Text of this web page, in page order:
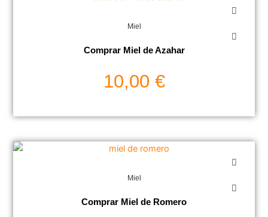
Miel
Comprar Miel de Azahar
10,00 €
Miel
Comprar Miel de Romero